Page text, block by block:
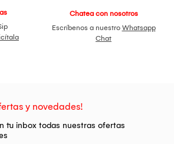
Chatea con nosotros
Escríbenos a nuestro Whatsapp
Chat
y novedades!
tu inbox todas nuestras ofertas